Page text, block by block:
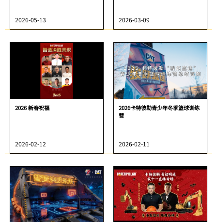
2026-05-13 2026-03-09
2026 新春祝福
2026-02-12
2026卡特彼勒青少年冬季篮球训练
营
2026-02-11